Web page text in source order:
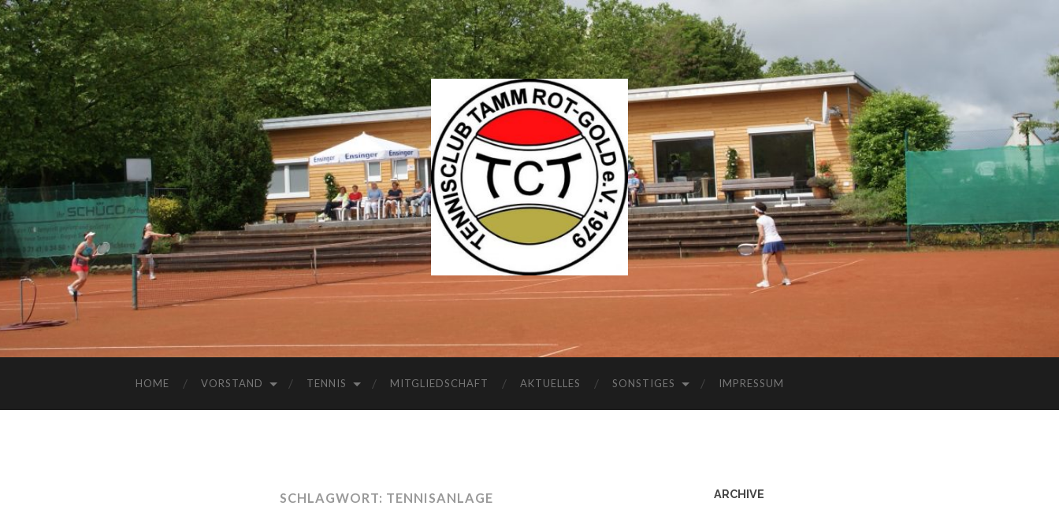
HOME VORSTAND TENNIS MITGLIEDSCHAFT AKTUELLES SONSTIGES IMPRESSUM
SCHLAGWORT: TENNISANLAGE ARCHIVE